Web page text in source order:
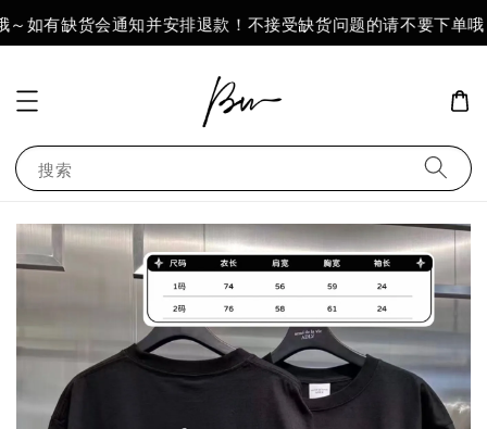
有缺货会通知并安排退款！不接受缺货问题的请不要下单哦～
搜索